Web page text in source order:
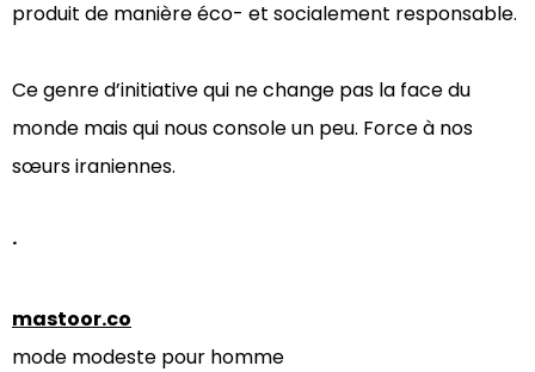
produit de manière éco- et socialement responsable.
Ce genre d’initiative qui ne change pas la face du
monde mais qui nous console un peu. Force à nos
sœurs iraniennes.
·
mastoor.co
mode modeste pour homme